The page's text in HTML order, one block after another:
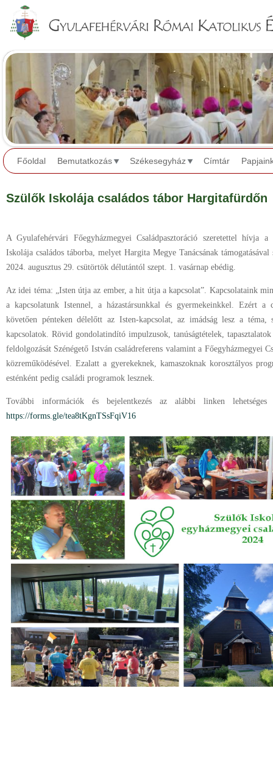
Főoldal Bemutatkozás Székesegyház Címtár
Szülők Iskolája családos tábor Hargitafürdőn
A Gyulafehérvári Főegyházmegyei Családpasztoráció szeretettel hívja a
Iskolája családos táborba, melyet Hargita Megye Tanácsának
2024. augusztus 29. csütörtök délutántól szept. 1. vasárnap ebédig.
Az idei téma: „Isten útja az ember, a hit útja a kapcsolat”. Kapcsolataink
a kapcsolatunk Istennel, a házastársunkkal és gyermekeinkkel. Ezért a
követően pénteken délelőtt az Isten-kapcsolat, az imádság lesz a téma,
kapcsolatok. Rövid gondolatindító impulzusok, tanúságtételek,
feldolgozását Szénégető István családreferens valamint a Főegyházmegyei
közreműködésével. Ezalatt a gyerekeknek, kamaszoknak korosztályos
esténként pedig családi programok lesznek.
További információk és bejelentkezés az alábbi linken lehetséges
https://forms.gle/tea8tKgnTSsFqiV16